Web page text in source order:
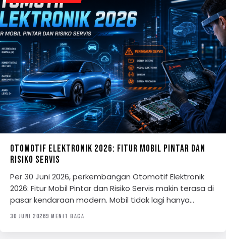
OTOMOTIF ELEKTRONIK 2026: FITUR MOBIL PINTAR DAN
RISIKO SERVIS
Per 30 Juni 2026, perkembangan Otomotif Elektronik
2026: Fitur Mobil Pintar dan Risiko Servis makin terasa di
pasar kendaraan modern. Mobil tidak lagi hanya…
30 JUNI 20269 MENIT BACA